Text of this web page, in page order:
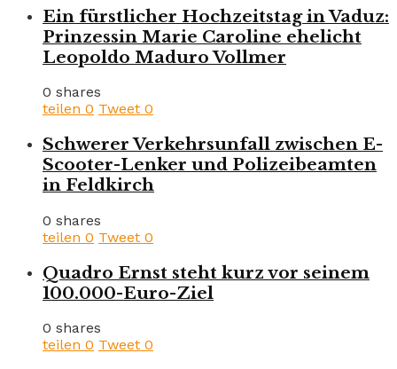
Ein fürstlicher Hochzeitstag in Vaduz:
Prinzessin Marie Caroline ehelicht
Leopoldo Maduro Vollmer
0 shares
teilen 0 Tweet 0
Schwerer Verkehrsunfall zwischen E-
Scooter-Lenker und Polizeibeamten
in Feldkirch
0 shares
teilen 0 Tweet 0
Quadro Ernst steht kurz vor seinem
100.000-Euro-Ziel
0 shares
teilen 0 Tweet 0